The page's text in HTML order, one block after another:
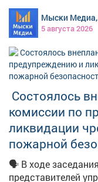
земельный участок
пользоваться им
отсутствовали
которых
Женщина
проверки
необходимые
семья сможет
условиях.
Мыски
5 августа 2026
Состоялось
комиссии по
ликвидации
пожарной
🗣️ В ходе
представителей